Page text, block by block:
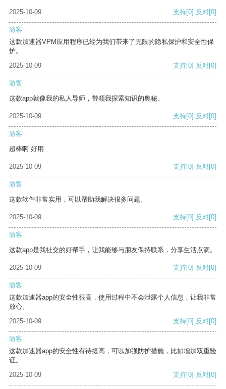
2025-10-09 支持[0] 反对[0]
游客
这款加速器VPM应用程序已经为我们带来了无限的隐私保护和安全性保
护。
2025-10-09
支持[0] 反对[0]
游客
这款app就像我的私人导师，带领我探索知识的奥秘。
2025-10-09 支持[0] 反对[0]
游客
超棒啊 好用
2025-10-09 支持[0] 反对[0]
游客
这款软件非常实用，可以帮助我解决很多问题。
2025-10-09 支持[0] 反对[0]
游客
这款app是我社交的好帮手，让我能够与朋友保持联系，分享生活点滴。
2025-10-09 支持[0] 反对[0]
游客
这款加速器app的安全性很高，使用过程中不会泄露个人信息，让我非常
放心。
2025-10-09
支持[0] 反对[0]
游客
这款加速器app的安全性有待提高，可以加强防护措施，比如增加双重验
证。
2025-10-09
支持[0] 反对[0]